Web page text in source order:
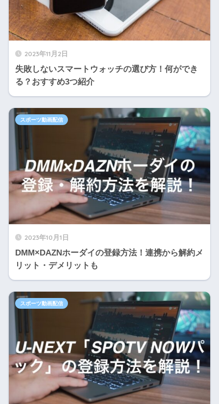
2023年11月2日
失敗しないスマートウォッチの選び方！何ができ
る？おすすめ3つ紹介
2023年10月1日
DMM×DAZNホーダイの登録方法！連携から解約メ
リット・デメリットも
スポーツ動画配信
スポーツ動画配信